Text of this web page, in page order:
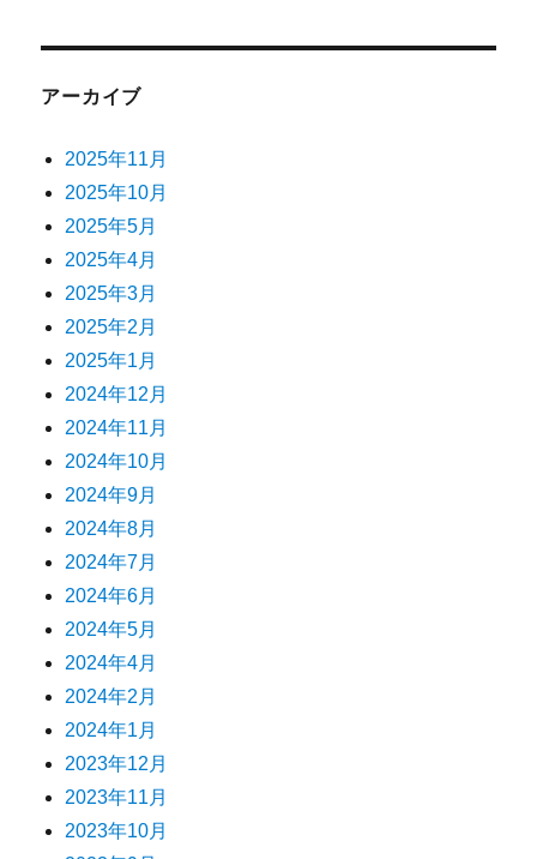
アーカイブ
2025年11月
2025年10月
2025年5月
2025年4月
2025年3月
2025年2月
2025年1月
2024年12月
2024年11月
2024年10月
2024年9月
2024年8月
2024年7月
2024年6月
2024年5月
2024年4月
2024年2月
2024年1月
2023年12月
2023年11月
2023年10月